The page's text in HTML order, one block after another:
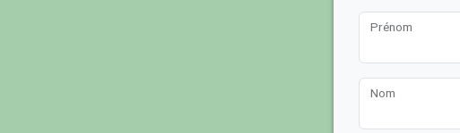
Prénom
Nom